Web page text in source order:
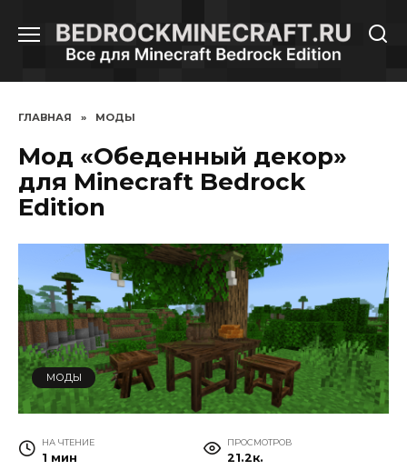
содержанию
ГЛАВНАЯ » МОДЫ
Мод «Обеденный декор»
для Minecraft Bedrock
Edition
МОДЫ
НА ЧТЕНИЕ
1 мин
ПРОСМОТРОВ
21.2к.